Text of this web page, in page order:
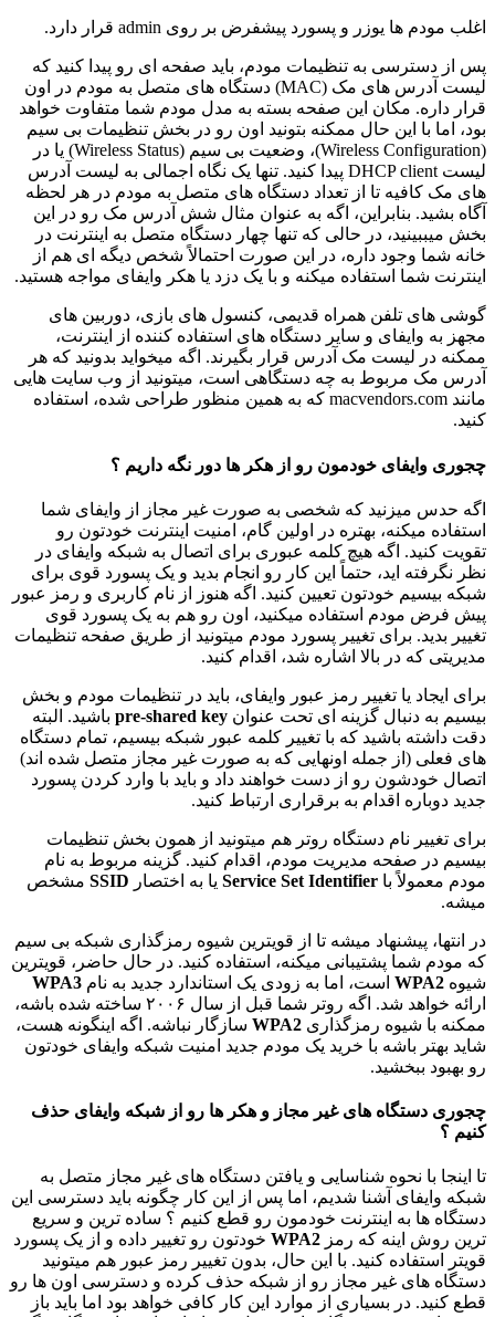
اغلب مودم ها یوزر و پسورد پیشفرض بر روی admin قرار دارد.
پس از دسترسی به تنظیمات مودم، باید صفحه ای رو پیدا کنید که
لیست آدرس های مک (MAC) دستگاه های متصل به مودم در اون
قرار داره. مکان این صفحه بسته به مدل مودم شما متفاوت خواهد
بود، اما با این حال ممکنه بتونید اون رو در بخش تنظیمات بی سیم
(Wireless Configuration)، وضعیت بی سیم (Wireless Status) یا در
لیست DHCP client پیدا کنید. تنها یک نگاه اجمالی به لیست آدرس
های مک کافیه تا از تعداد دستگاه های متصل به مودم در هر لحظه
آگاه بشید. بنابراین، اگه به عنوان مثال شش آدرس مک رو در این
بخش میببینید، در حالی که تنها چهار دستگاه متصل به اینترنت در
خانه شما وجود داره، در این صورت احتمالاً شخص دیگه ای هم از
اینترنت شما استفاده میکنه و با یک دزد یا هکر وایفای مواجه هستید.
گوشی های تلفن همراه قدیمی، کنسول های بازی، دوربین های
مجهز به وایفای و سایر دستگاه های استفاده کننده از اینترنت،
ممکنه در لیست مک آدرس قرار بگیرند. اگه میخواید بدونید که هر
آدرس مک مربوط به چه دستگاهی است، میتونید از وب سایت هایی
مانند macvendors.com که به همین منظور طراحی شده، استفاده
کنید.
چجوری وایفای خودمون رو از هکر ها دور نگه داریم ؟
اگه حدس میزنید که شخصی به صورت غیر مجاز از وایفای شما
استفاده میکنه، بهتره در اولین گام، امنیت اینترنت خودتون رو
تقویت کنید. اگه هیچ کلمه عبوری برای اتصال به شبکه وایفای در
نظر نگرفته‌ اید، حتماً این کار رو انجام بدید و یک پسورد قوی برای
شبکه بیسیم خودتون تعیین کنید. اگه هنوز از نام کاربری و رمز عبور
پیش فرض مودم استفاده میکنید، اون رو هم به یک پسورد قوی
تغییر بدید. برای تغییر پسورد مودم میتونید از طریق صفحه تنظیمات
مدیریتی که در بالا اشاره شد، اقدام کنید.
برای ایجاد یا تغییر رمز عبور وایفای، باید در تنظیمات مودم و بخش
بیسیم به دنبال گزینه ای تحت عنوان pre-shared key باشید. البته
دقت داشته باشید که با تغییر کلمه عبور شبکه بیسیم، تمام دستگاه
های فعلی (از جمله اونهایی که به صورت غیر مجاز متصل شده اند)
اتصال خودشون رو از دست خواهند داد و باید با وارد کردن پسورد
جدید دوباره اقدام به برقراری ارتباط کنید.
برای تغییر نام دستگاه روتر هم میتونید از همون بخش تنظیمات
بیسیم در صفحه مدیریت مودم، اقدام کنید. گزینه مربوط به نام
مودم معمولاً با Service Set Identifier یا به اختصار SSID مشخص
میشه.
در انتها، پیشنهاد میشه تا از قویترین شیوه رمزگذاری شبکه بی سیم
که مودم شما پشتیبانی میکنه، استفاده کنید. در حال حاضر، قویترین
شیوه WPA2 است، اما به زودی یک استاندارد جدید به نام WPA3
ارائه خواهد شد. اگه روتر شما قبل از سال ۲۰۰۶ ساخته شده باشه،
ممکنه با شیوه رمزگذاری WPA2 سازگار نباشه. اگه اینگونه هست،
شاید بهتر باشه با خرید یک مودم جدید امنیت شبکه وایفای خودتون
رو بهبود ببخشید.
چجوری دستگاه های غیر مجاز و هکر ها رو از شبکه وایفای حذف
کنیم ؟
تا اینجا با نحوه شناسایی و یافتن دستگاه های غیر مجاز متصل به
شبکه وایفای آشنا شدیم، اما پس از این کار چگونه باید دسترسی این
دستگاه ها به اینترنت خودمون رو قطع کنیم ؟ ساده ترین و سریع
ترین روش اینه که رمز WPA2 خودتون رو تغییر داده و از یک پسورد
قویتر استفاده کنید. با این حال، بدون تغییر رمز عبور هم میتونید
دستگاه های غیر مجاز رو از شبکه حذف کرده و دسترسی اون ها رو
قطع کنید. در بسیاری از موارد این کار کافی خواهد بود اما باید باز